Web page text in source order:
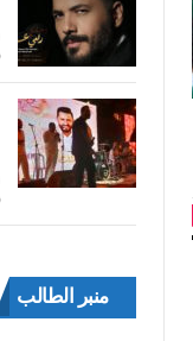
منبر الطالب